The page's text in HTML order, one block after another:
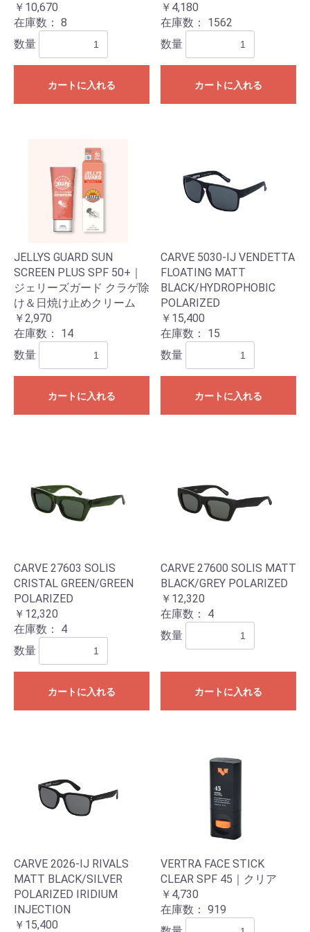
￥10,670
在庫数： 8
数量
カートに入れる
￥4,180
在庫数： 1562
数量
カートに入れる
JELLYS GUARD SUN
SCREEN PLUS SPF 50+｜
ジェリーズガード クラゲ除
け＆日焼け止めクリーム
￥2,970
在庫数： 14
数量
カートに入れる
CARVE 5030-IJ VENDETTA
FLOATING MATT
BLACK/HYDROPHOBIC
POLARIZED
￥15,400
在庫数： 15
数量
カートに入れる
CARVE 27603 SOLIS
CRISTAL GREEN/GREEN
POLARIZED
￥12,320
在庫数： 4
数量
カートに入れる
CARVE 27600 SOLIS MATT
BLACK/GREY POLARIZED
￥12,320
在庫数： 4
数量
カートに入れる
CARVE 2026-IJ RIVALS
MATT BLACK/SILVER
POLARIZED IRIDIUM
INJECTION
￥15,400
VERTRA FACE STICK
CLEAR SPF 45｜クリア
￥4,730
在庫数： 919
お買い物を続ける